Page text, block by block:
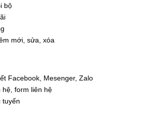
bộ
mới, sửa, xóa
Facebook, Mesenger, Zalo
hệ, form liên hệ
tuyến